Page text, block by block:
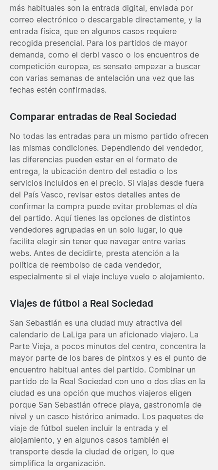
más habituales son la entrada digital, enviada por
correo electrónico o descargable directamente, y la
entrada física, que en algunos casos requiere
recogida presencial. Para los partidos de mayor
demanda, como el derbi vasco o los encuentros de
competición europea, es sensato empezar a buscar
con varias semanas de antelación una vez que las
fechas estén confirmadas.
Comparar entradas de Real Sociedad
No todas las entradas para un mismo partido ofrecen
las mismas condiciones. Dependiendo del vendedor,
las diferencias pueden estar en el formato de
entrega, la ubicación dentro del estadio o los
servicios incluidos en el precio. Si viajas desde fuera
del País Vasco, revisar estos detalles antes de
confirmar la compra puede evitar problemas el día
del partido. Aquí tienes las opciones de distintos
vendedores agrupadas en un solo lugar, lo que
facilita elegir sin tener que navegar entre varias
webs. Antes de decidirte, presta atención a la
política de reembolso de cada vendedor,
especialmente si el viaje incluye vuelo o alojamiento.
Viajes de fútbol a Real Sociedad
San Sebastián es una ciudad muy atractiva del
calendario de LaLiga para un aficionado viajero. La
Parte Vieja, a pocos minutos del centro, concentra la
mayor parte de los bares de pintxos y es el punto de
encuentro habitual antes del partido. Combinar un
partido de la Real Sociedad con uno o dos días en la
ciudad es una opción que muchos viajeros eligen
porque San Sebastián ofrece playa, gastronomía de
nivel y un casco histórico animado. Los paquetes de
viaje de fútbol suelen incluir la entrada y el
alojamiento, y en algunos casos también el
transporte desde la ciudad de origen, lo que
simplifica la organización.